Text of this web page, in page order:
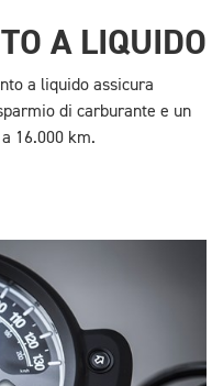
A LIQUIDO
a liquido assicura
di carburante e un
16.000 km.